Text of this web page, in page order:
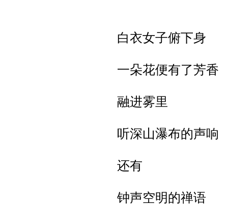
白衣女子俯下身
一朵花便有了芳香
融进雾里
听深山瀑布的声响
还有
钟声空明的禅语